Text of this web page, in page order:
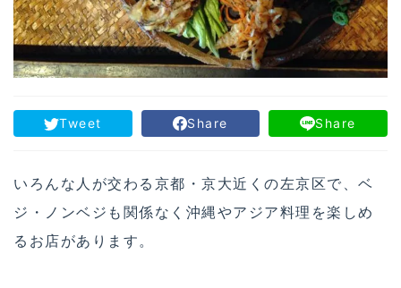
Tweet Share Share
いろんな人が交わる京都・京大近くの左京区で、ベ
ジ・ノンベジも関係なく沖縄やアジア料理を楽しめ
るお店があります。